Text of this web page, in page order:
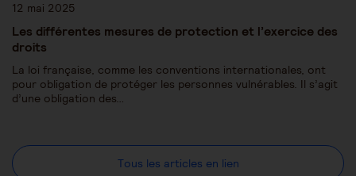
12 mai 2025
Les différentes mesures de protection et l’exercice des
droits
La loi française, comme les conventions internationales, ont
pour obligation de protéger les personnes vulnérables. Il s’agit
d’une obligation des…
Tous les articles en lien